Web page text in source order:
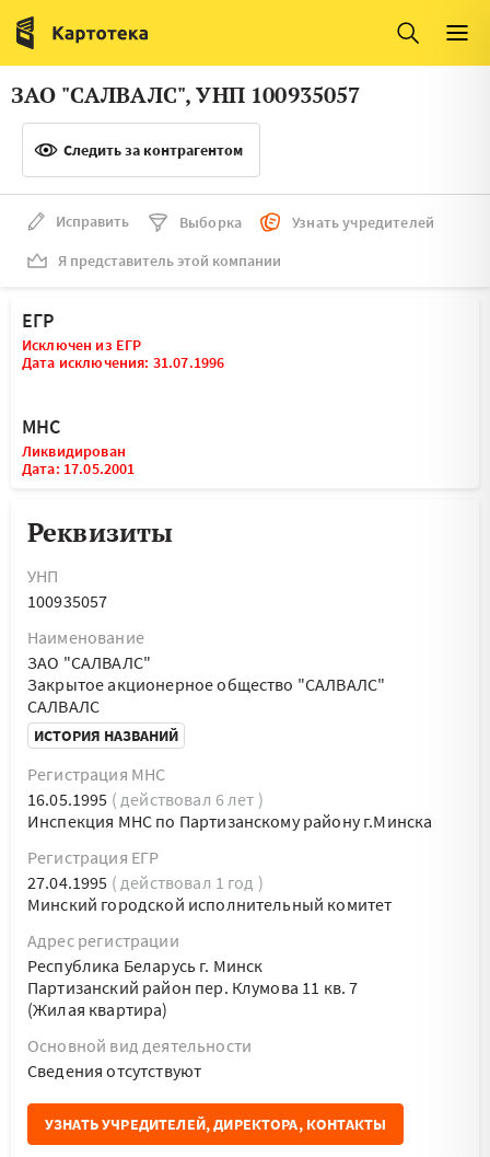
Италия
Люксембург
Литва
Нидерланды
ЗАО "САЛВАЛС", УНП 100935057
Следить за контрагентом
Исправить Выборка
Узнать учредителей
Я представитель этой компании
ЕГР
Исключен из ЕГР
Дата исключения: 31.07.1996
МНС
Ликвидирован
Дата: 17.05.2001
Реквизиты
УНП
100935057
Наименование
ЗАО "САЛВАЛС"
Закрытое акционерное общество "САЛВАЛС"
САЛВАЛС
ИСТОРИЯ НАЗВАНИЙ
Регистрация МНС
16.05.1995 ( действовал 6 лет )
Инспекция МНС по Партизанскому району г.Минска
Регистрация ЕГР
27.04.1995 ( действовал 1 год )
Минский городской исполнительный комитет
Адрес регистрации
Республика Беларусь г. Минск
Партизанский район пер. Клумова 11 кв. 7
(Жилая квартира)
Основной вид деятельности
Cведения отсутствуют
УЗНАТЬ УЧРЕДИТЕЛЕЙ, ДИРЕКТОРА, КОНТАКТЫ